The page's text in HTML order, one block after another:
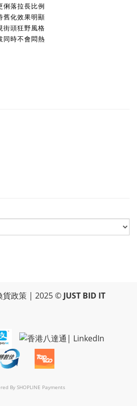
俐落拉長比例
舊化效果明顯
街頭狂野風格
同時不會悶熱
貨政策 | 2025 © JUST BID IT
By SHOPLINE Payments